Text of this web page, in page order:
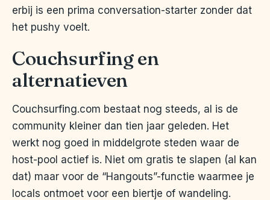
erbij is een prima conversation-starter zonder dat
het pushy voelt.
Couchsurfing en
alternatieven
Couchsurfing.com bestaat nog steeds, al is de
community kleiner dan tien jaar geleden. Het
werkt nog goed in middelgrote steden waar de
host-pool actief is. Niet om gratis te slapen (al kan
dat) maar voor de “Hangouts”-functie waarmee je
locals ontmoet voor een biertje of wandeling.